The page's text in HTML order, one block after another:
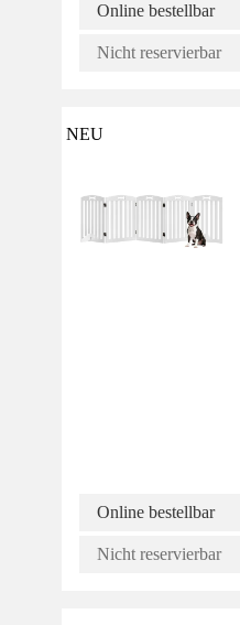
Online bestellbar
Nicht reservierbar
NEU
Online bestellbar
Nicht reservierbar